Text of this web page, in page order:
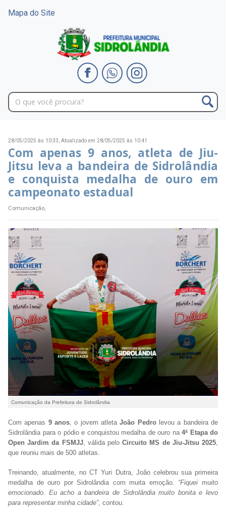
Mapa do Site
28/05/2025 às 10:33, Atualizado em 28/05/2025 às 10:41
Com apenas 9 anos, atleta de Jiu-
Jitsu leva a bandeira de Sidrolândia
e conquista medalha de ouro em
campeonato estadual
Comunicação,
Comunicação da Prefeitura de Sidrolândia
Com apenas 9 anos , o jovem atletaJoão Pedrolevou a bandeira de
Sidrolândia para o pódio e conquistou medalha de ouro na 4ª Etapa do
Open Jardim da FSMJJ, válida peloCircuito MS de Jiu-Jitsu 2025
que reuniu mais de 500 atletas.
Treinando, atualmente, no CT Yuri Dutra, João celebrou sua primeira
medalha de ouro por Sidrolândia com muita emoção. “Fiquei muito
emocionado. Eu acho a bandeira de Sidrolândia muito bonita e levo
para representar minha cidade”, contou.